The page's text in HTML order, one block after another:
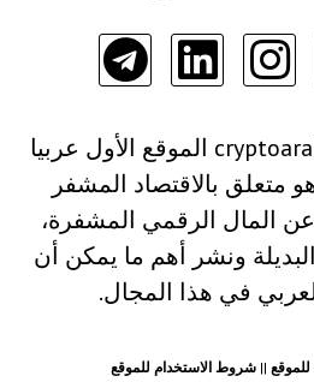
كريبتو عرب cryptoarabe.com الموقع الأول عربيا
متعلق بالاقتصاد المشفر
عن المال الرقمي المشفرة،
ونشر أهم ما يمكن أن
في هذا المجال.
||شروط الاستخدام للموقع